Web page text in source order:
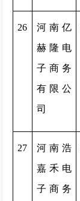
26
河南亿
赫隆电
子商务
有限公
司
27
河南浩
嘉禾电
子商务